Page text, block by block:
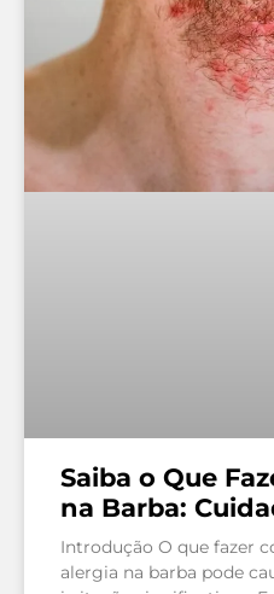
Saiba o Que
na Barba:
Introdução O que fazer
alergia na barba pode